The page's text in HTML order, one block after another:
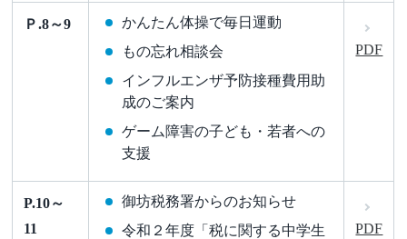
Ｐ.8～9
かんたん体操で毎日運動
もの忘れ相談会
インフルエンザ予防接種費用助
成のご案内
ゲーム障害の子ども・若者への
支援
PDF
P.10～
11
御坊税務署からのお知らせ
令和２年度「税に関する中学生
PDF